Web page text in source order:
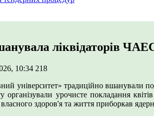
ліквідаторів
10:34 218
університет» традиційно вшанували
організували урочисте покладання
здоров'я та життя приборкав